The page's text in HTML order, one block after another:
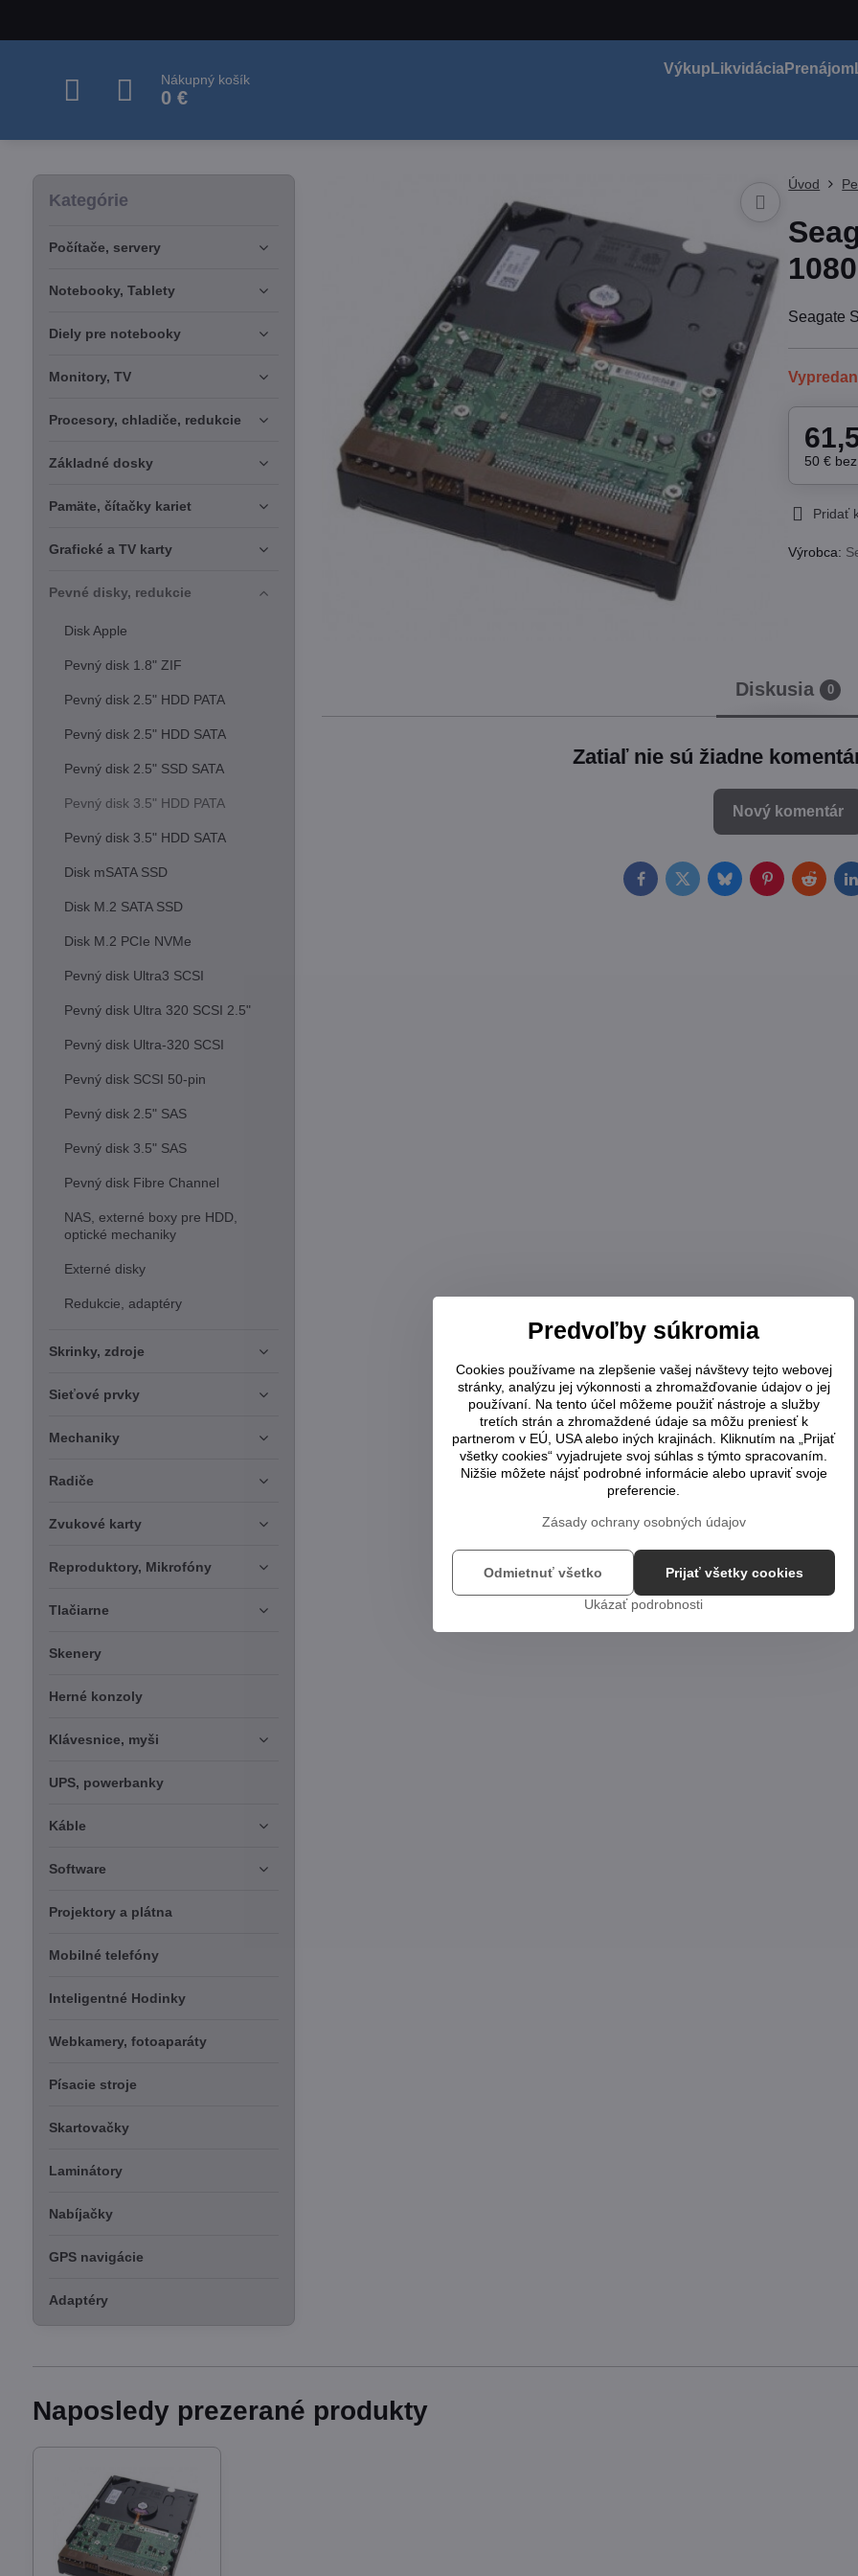
Nákupný košík
0 €
Výkup LikvidáciaPrenájom
Úvod
Seagate
50 €
Pridať
Výrobca:
Diskusia 0
Zatiaľ nie sú žiadne
Nový komentár
FacebookTwitterBlueskyPinterestReddit
Kategórie
Počítače, servery
Notebooky, Tablety
Diely pre notebooky
Monitory, TV
Procesory, chladiče, redukcie
Základné dosky
Pamäte, čítačky kariet
Grafické a TV karty
Pevné disky, redukcie
Disk Apple
Pevný disk 1.8" ZIF
Pevný disk 2.5" HDD PATA
Pevný disk 2.5" HDD SATA
Pevný disk 2.5" SSD SATA
Pevný disk 3.5" HDD PATA
Pevný disk 3.5" HDD SATA
Disk mSATA SSD
Disk M.2 SATA SSD
Disk M.2 PCIe NVMe
Pevný disk Ultra3 SCSI
Pevný disk Ultra 320 SCSI 2.5"
Pevný disk Ultra-320 SCSI
Pevný disk SCSI 50-pin
Pevný disk 2.5" SAS
Pevný disk 3.5" SAS
Pevný disk Fibre Channel
NAS, externé boxy pre HDD,
optické mechaniky
Externé disky
Redukcie, adaptéry
Skrinky, zdroje
Sieťové prvky
Mechaniky
Radiče
Zvukové karty
Reproduktory, Mikrofóny
Tlačiarne
Skenery
Herné konzoly
Klávesnice, myši
UPS, powerbanky
Káble
Software
Projektory a plátna
Mobilné telefóny
Inteligentné Hodinky
Webkamery, fotoaparáty
Písacie stroje
Skartovačky
Laminátory
Nabíjačky
GPS navigácie
Adaptéry
Naposledy prezerané produkty
Predvoľby súkromia
Cookies používame na zlepšenie vašej návštevy tejto webovej
stránky, analýzu jej výkonnosti a zhromažďovanie údajov o jej
používaní. Na tento účel môžeme použiť nástroje a služby
tretích strán a zhromaždené údaje sa môžu preniesť k
partnerom v EÚ, USA alebo iných krajinách. Kliknutím na „Prijať
všetky cookies“ vyjadrujete svoj súhlas s týmto spracovaním.
Nižšie môžete nájsť podrobné informácie alebo upraviť svoje
preferencie.
Zásady ochrany osobných údajov
Ukázať podrobnosti
Prijať všetky cookies
Odmietnuť všetko